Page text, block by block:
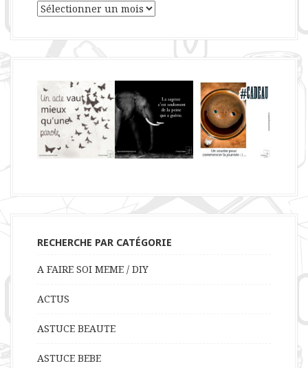
Archives
RECHERCHE PAR CATÉGORIE
A FAIRE SOI MEME / DIY
ACTUS
ASTUCE BEAUTE
ASTUCE BEBE